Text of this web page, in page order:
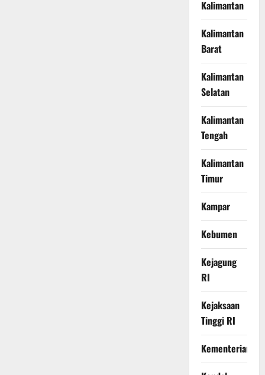
Kalimantan
Kalimantan
Barat
Kalimantan
Selatan
Kalimantan
Tengah
Kalimantan
Timur
Kampar
Kebumen
Kejagung
RI
Kejaksaan
Tinggi RI
Kementerian